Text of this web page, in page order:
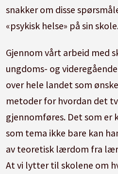
snakker om disse
«psykisk helse» på sin
Gjennom vårt arbeid med
ungdoms- og
over hele landet som
metoder for hvordan det
gjennomføres. Det som er
som tema ikke bare kan
av teoretisk lærdom fra
At vi lytter til skolene om